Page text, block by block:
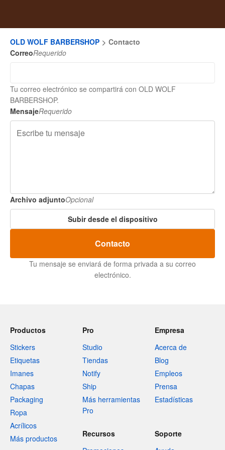
OLD WOLF BARBERSHOP
Contacto
CorreoRequerido
Tu correo electrónico se compartirá con OLD WOLF
BARBERSHOP.
MensajeRequerido
Archivo adjuntoOpcional
Subir desde el dispositivo
Contacto
Tu mensaje se enviará de forma privada a su correo
electrónico.
Productos
Stickers
Etiquetas
Imanes
Chapas
Packaging
Ropa
Acrílicos
Más productos
Pro
Studio
Tiendas
Notify
Ship
Más herramientas
Pro
Empresa
Acerca de
Blog
Empleos
Prensa
Estadísticas
Recursos
Soporte